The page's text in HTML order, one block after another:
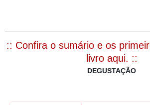
:: Confira o sumário e os
livro aqui. ::
DEGUSTAÇÃO